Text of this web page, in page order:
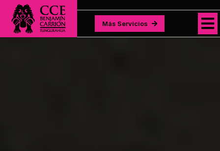
Más Servicios
Más Servicios